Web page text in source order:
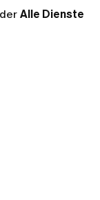
Alle Dienste